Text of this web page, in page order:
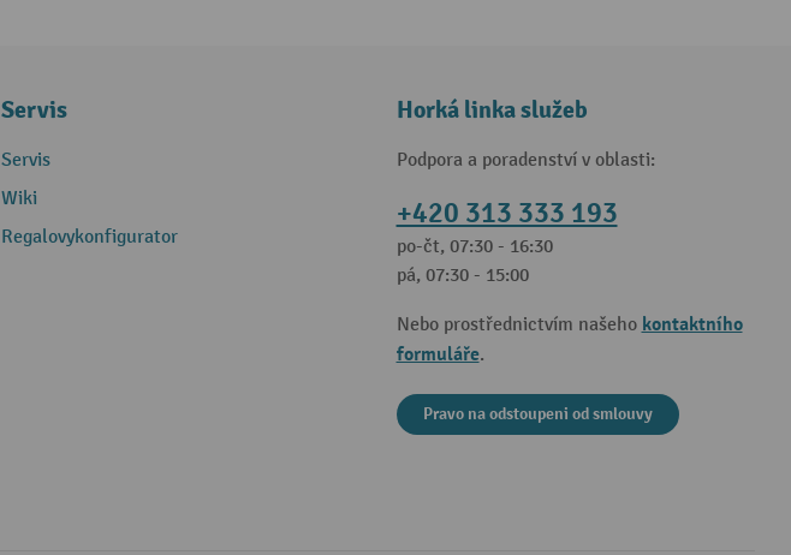
Servis
Servis
Wiki
Regalovykonfigurator
Horká linka služeb
Podpora a poradenství v oblasti:
+420 313 333 193
po-čt, 07:30 - 16:30
pá, 07:30 - 15:00
Nebo prostřednictvím našeho kontaktního
formuláře.
Pravo na odstoupeni od smlouvy